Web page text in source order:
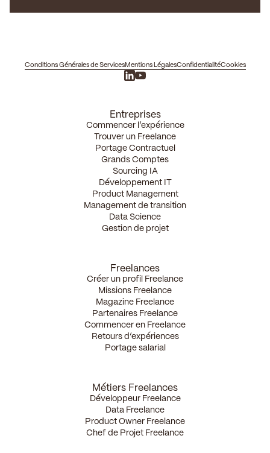
Entreprises
Commencer l’expérience
Trouver un Freelance
Portage Contractuel
Grands Comptes
Sourcing IA
Développement IT
Product Management
Management de transition
Data Science
Gestion de projet
Freelances
Créer un profil Freelance
Missions Freelance
Magazine Freelance
Partenaires Freelance
Commencer en Freelance
Retours d’expériences
Portage salarial
Métiers Freelances
Développeur Freelance
Data Freelance
Product Owner Freelance
Chef de Projet Freelance
Conditions Générales de ServicesMentions LégalesConfidentialitéCookies